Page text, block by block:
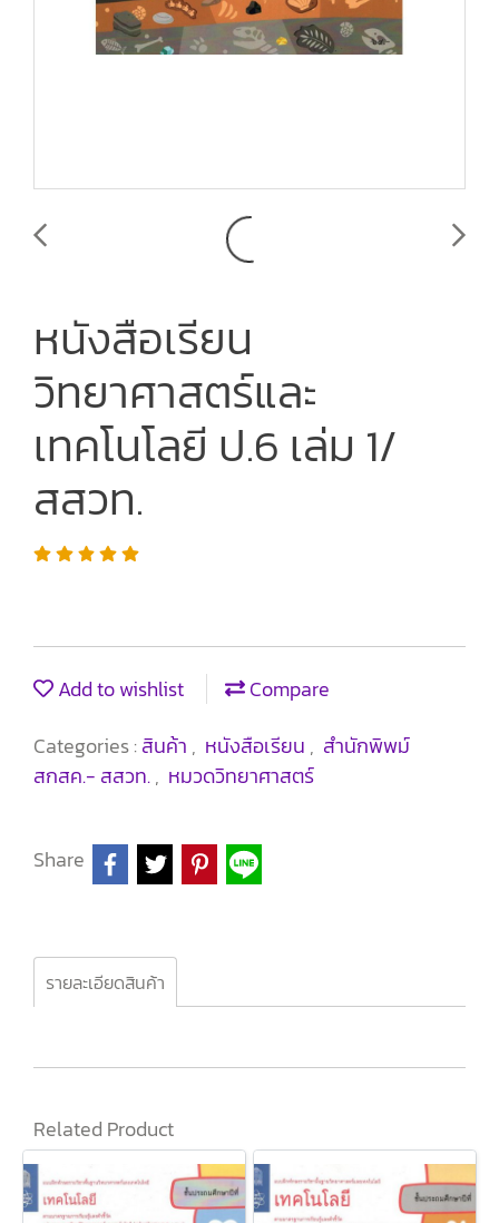
หนังสือเรียน
วิทยาศาสตร์และ
เทคโนโลยี ป.6 เล่ม 1/
สสวท.
Add to wishlist
Compare
Categories :สินค้า , หนังสือเรียน , สำนักพิพม์
สกสค.- สสวท., หมวดวิทยาศาสตร์
Share
รายละเอียดสินค้า
Related Product